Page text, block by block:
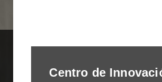
Centro de